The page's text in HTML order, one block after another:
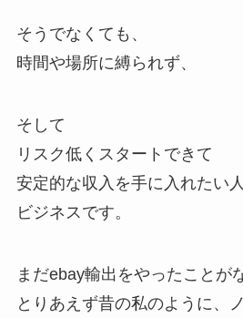
そうでなくても、
時間や場所に縛られず、
そして
リスク低くスタートできて
安定的な収入を手に入れたい
ビジネスです。
まだebay輸出をやったことが
とりあえず昔の私のように、